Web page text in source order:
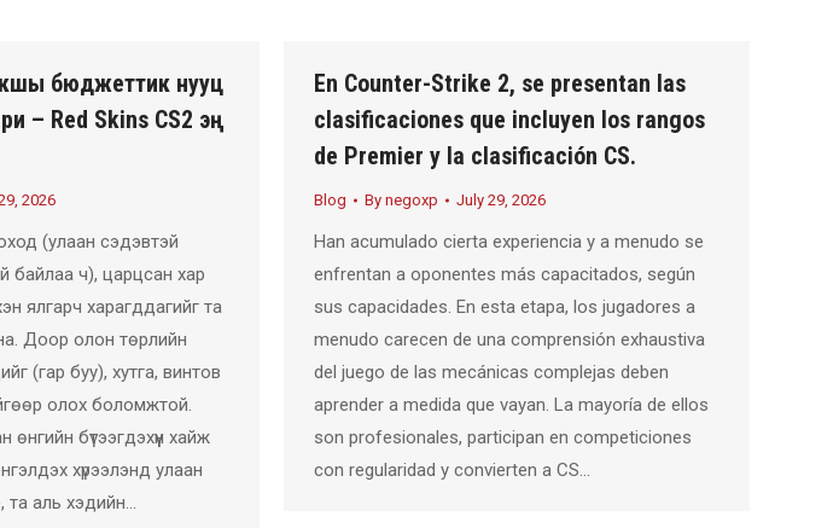
бюджеттик нууц
– Red Skins CS2 эң
2026
(улаан сэдэвтэй
байлаа ч), царцсан хар
ялгарч харагддагийг та
Доор олон төрлийн
(гар буу), хутга, винтов
олох боломжтой.
бүтээгдэхүүн хайж
хүрээлэнд улаан
та аль хэдийн…
En Counter-Strike 2, se presentan las
clasificaciones que incluyen los rangos
de Premier y la clasificación CS.
Blog By negoxp July 29, 2026
Han acumulado cierta experiencia y a menudo se
enfrentan a oponentes más capacitados, según
sus capacidades. En esta etapa, los jugadores a
menudo carecen de una comprensión exhaustiva
del juego de las mecánicas complejas deben
aprender a medida que vayan. La mayoría de ellos
son profesionales, participan en competiciones
con regularidad y convierten a CS…